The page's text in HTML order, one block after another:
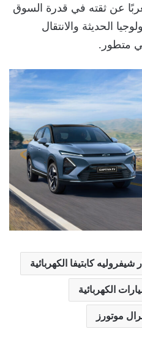
عن ثقته في قدرة السوق
الحديثة والانتقال
متطور.
شيفروليه كابتيفا الكهربائية
الكهربائية
موتورز